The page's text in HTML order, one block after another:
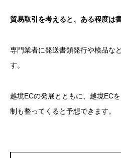
貿易取引を考えると、ある程度は
専門業者に発送書類発行や検品な
す。
越境ECの発展とともに、越境EC
制も整ってくると予想できます。